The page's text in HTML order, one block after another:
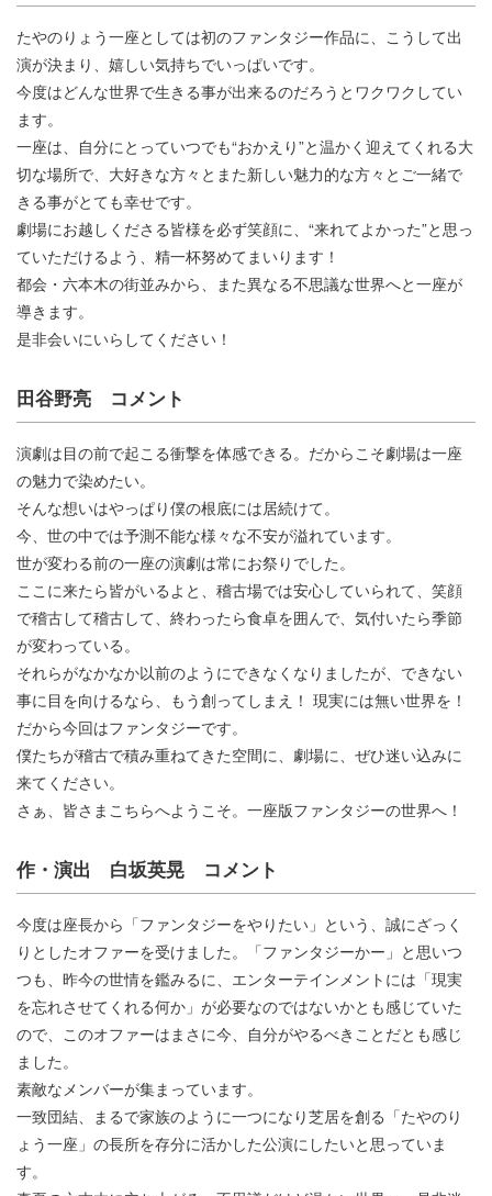
たやのりょう一座としては初のファンタジー作品に、こうして出
演が決まり、嬉しい気持ちでいっぱいです。
今度はどんな世界で生きる事が出来るのだろうとワクワクしてい
ます。
一座は、自分にとっていつでも“おかえり”と温かく迎えてくれる大
切な場所で、大好きな方々とまた新しい魅力的な方々とご一緒で
きる事がとても幸せです。
劇場にお越しくださる皆様を必ず笑顔に、“来れてよかった”と思っ
ていただけるよう、精一杯努めてまいります！
都会・六本木の街並みから、また異なる不思議な世界へと一座が
導きます。
是非会いにいらしてください！
田谷野亮 コメント
演劇は目の前で起こる衝撃を体感できる。だからこそ劇場は一座
の魅力で染めたい。
そんな想いはやっぱり僕の根底には居続けて。
今、世の中では予測不能な様々な不安が溢れています。
世が変わる前の一座の演劇は常にお祭りでした。
ここに来たら皆がいるよと、稽古場では安心していられて、笑顔
で稽古して稽古して、終わったら食卓を囲んで、気付いたら季節
が変わっている。
それらがなかなか以前のようにできなくなりましたが、できない
事に目を向けるなら、もう創ってしまえ！ 現実には無い世界を！
だから今回はファンタジーです。
僕たちが稽古で積み重ねてきた空間に、劇場に、ぜひ迷い込みに
来てください。
さぁ、皆さまこちらへようこそ。一座版ファンタジーの世界へ！
作・演出 白坂英晃 コメント
今度は座長から「ファンタジーをやりたい」という、誠にざっく
りとしたオファーを受けました。「ファンタジーかー」と思いつ
つも、昨今の世情を鑑みるに、エンターテインメントには「現実
を忘れさせてくれる何か」が必要なのではないかとも感じていた
ので、このオファーはまさに今、自分がやるべきことだとも感じ
ました。
素敵なメンバーが集まっています。
一致団結、まるで家族のように一つになり芝居を創る「たやのり
ょう一座」の長所を存分に活かした公演にしたいと思っていま
す。